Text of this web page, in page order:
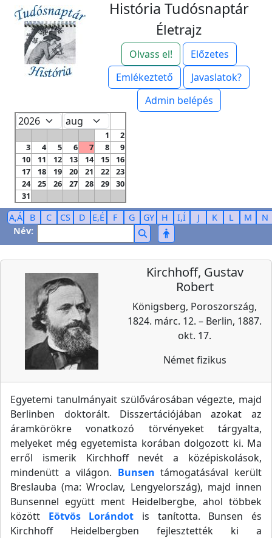
História Tudósnaptár
Életrajz
Olvass el!
Előzetes
Emlékeztető
Javaslatok?
Admin belépés
1
2
3
4 5 6 7 8
9
10
11 12 13 14 15
16
17
18 19 20 21 22
23
24
25 26 27 28 29
30
31
A,Á B C CS D E,É F G GY H I,Í J K L M
N
Név:
Kirchhoff, Gustav
Robert
Königsberg, Poroszország,
1824. márc. 12. – Berlin, 1887.
okt. 17.
Német fizikus
Egyetemi tanulmányait szülővárosában végezte, majd
Berlinben doktorált. Disszertációjában azokat az
áramkörökre vonatkozó törvényeket tárgyalta,
melyeket még egyetemista korában dolgozott ki. Ma
erről ismerik Kirchhoff nevét a középiskolások,
mindenütt a világon. Bunsen támogatásával került
Breslauba (ma: Wroclav, Lengyelország), majd innen
Bunsennel együtt ment Heidelbergbe, ahol többek
között Eötvös Lorándot is tanította. Bunsen és
Kirchhoff Heidelbergben fejlesztették ki a